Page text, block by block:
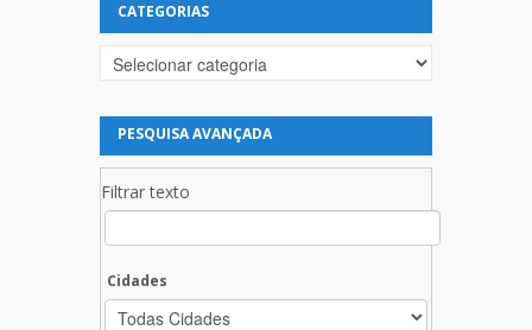
CATEGORIAS
Categorias
PESQUISA AVANÇADA
Filtrar texto
Cidades